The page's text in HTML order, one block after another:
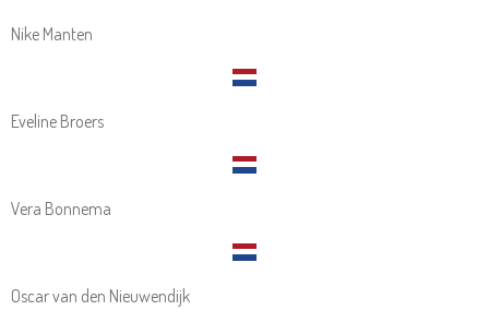
Nike Manten
Eveline Broers
Vera Bonnema
Oscar van den Nieuwendijk